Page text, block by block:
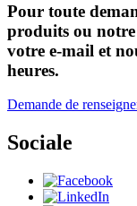
Pour toute
produits ou notre
votre e-mail et
heures.
Demande de
Sociale